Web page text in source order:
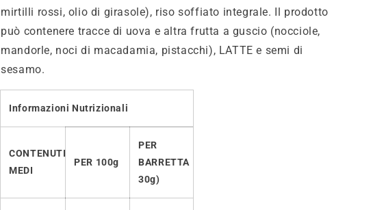
mirtilli rossi, olio di girasole), riso soffiato integrale. Il prodotto
può contenere tracce di uova e altra frutta a guscio (nocciole,
mandorle, noci di macadamia, pistacchi), LATTE e semi di
sesamo.
Informazioni Nutrizionali
CONTENUTI
MEDI
PER 100g
PER
BARRETTA
30g)